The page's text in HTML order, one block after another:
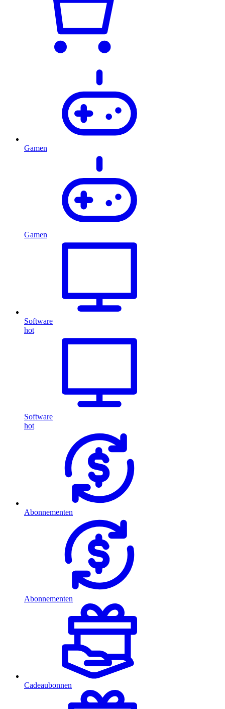
Gamen
Gamen
Software
hot
Software
hot
Abonnementen
Abonnementen
Cadeaubonnen